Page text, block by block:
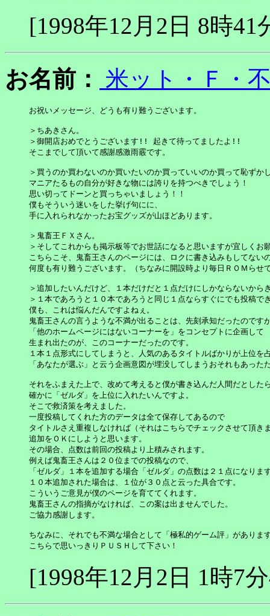
[1998年12月2日 8時41
お名前： 米ット・Ｆ・
お祝いメッセージ、どうも有り難うございます。
＞ちあきさん。
＞御開店おめでとうございます!! 起きて待ってましたよ!!
そこまでして頂いて感謝感激雨霰です。
＞買うのか買わないのか買いたいのか買っていいのか買って恥ずか
マニアたるもの自分が好きな物には誇りを持つべきでしょう！
思い切ってドーンと買っちゃいましょう！！
僕もそういう迷いをした挙げ句にに、
手に入れられなかったお宝グッズが山ほどあります。
＞鬼畜王ＦＸさん。
＞そしてこれからも掲示板等でお世話になると思いますが宜しくお
こちらこそ、鬼畜王さんのページには、ロクに書き込みもしてない
何度も有り難うございます。（ちなみに開設時より毎日ＲＯＭらせ
＞追加したいんだけど、１本だけだと１点だけにしかならないか
＞１本であろうと１０本であろうと同じ１点ならすぐにでも投稿で
僕も、これは悩んだんですよねぇ。
鬼畜王さんの言うような不満が出ることは、先刻承知だったのです
「他のホームページにはないコーナーを」をコンセプトに企画して
生まれ出たのが、このコーナーだったのです。
１本１点形式にしてしまうと、人気のあるタイトルばかりが上位を
「あなたが選ぶ」と云う企画意図が埋没してしまうおそれもあった
それをふまえた上で、改めて考えると僕が書き込んだ人間だとした
確かに「ゼルダ」を上位に入れたいんですよ。
そこで救済策を考えました。
一度投稿してくれた方のデータは全て保存してあるので
タイトルさえ重複しなければ（それはこちらでチェックさせて頂き
追加をＯＫにしようと思います。
その場合、点数は前回の投稿より上積みされます。
例えば鬼畜王さんは２０位までの投稿なので、
「ゼルダ」１本を追加する場合「ゼルダ」の点数は２１点になりま
１０本追加された場合は、１位が３０点と云った具合です。
こういうご意見が僕のページを育ててくれます。
鬼畜王さんの指摘がなければ、この案は出ませんでした。
ご協力感謝します。
ちなみに、それでも不満な場合として「極私的ゲーム評」がありま
こちらで思いっきりＰＵＳＨして下さい！
[1998年12月2日 1時7